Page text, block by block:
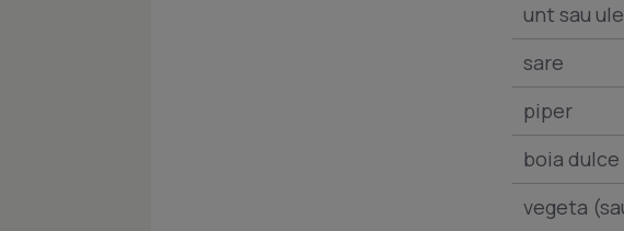
unt sau
sare
piper
boia
vegeta